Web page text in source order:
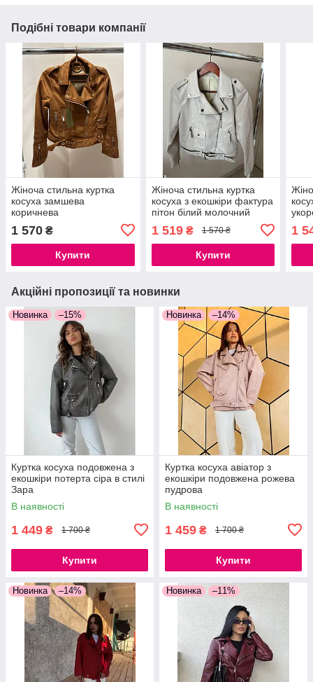
Подібні товари компанії
Жіноча стильна куртка
косуха замшева
коричнева
1 570 ₴
Купити
Жіноча стильна куртка
косуха з екошкіри фактура
пітон білий молочний
1 519₴ 1 570 ₴
Купити
1
Акційні пропозиції та новинки
Новинка –15%
Куртка косуха подовжена з
екошкіри потерта сіра в стилі
Зара
В наявності
1 449 ₴ 1 700 ₴
Купити
Новинка –14%
Куртка косуха авіатор з
екошкіри подовжена рожева
пудрова
В наявності
1 459 ₴ 1 700 ₴
Купити
Новинка –14% Новинка –11%